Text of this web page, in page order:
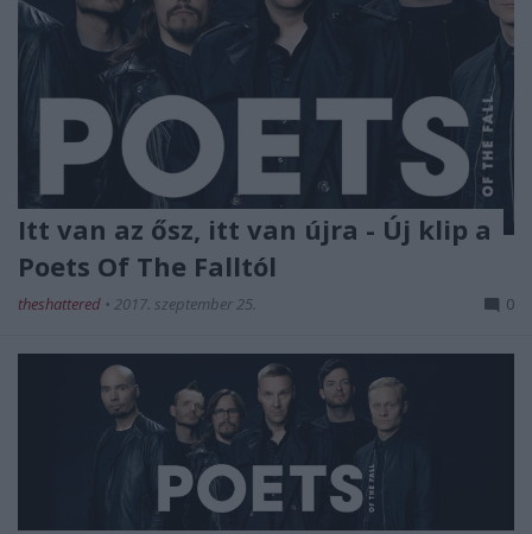
Itt van az ősz, itt van újra - Új klip a
Poets Of The Falltól
theshattered • 2017. szeptember 25. 0